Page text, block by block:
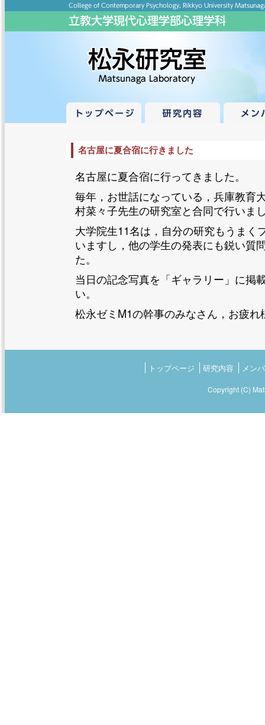
名古屋に夏合宿に行きました
名古屋に夏合宿に行ってきました。
毎年，お世話になっている，兵庫教育
村菜々子先生の研究室と合同で行いま
大学院生11名は，自分の研究もうまく
いますし，他の学生の発表にも鋭い質
た。
当日の記念写真を「ギャラリー」に掲
い。
松永ゼミM1の幹事のみなさん，お疲れ
トップページ 研究内容 メン
Copyright (C)